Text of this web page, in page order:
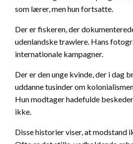
som lærer, men hun fortsatte.
Der er fiskeren, der
udenlandske trawlere. Hans
internationale kampagner.
Der er den unge kvinde, der i dag
uddanne tusinder om
Hun modtager hadefulde
ikke.
Disse historier viser, at modstand